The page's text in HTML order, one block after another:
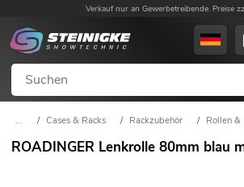
Verkauf nur an Gewerbetreibende. Preise
... / Cases & Racks / Rackzubehör / Rollen
ROADINGER Lenkrolle 80mm blau